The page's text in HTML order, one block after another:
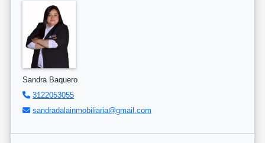
Sandra Baquero
3122053055
sandradalainmobiliaria@gmail.com